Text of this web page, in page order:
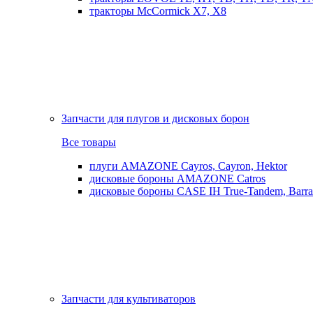
тракторы McCormick X7, X8
Запчасти для плугов и дисковых борон
Все товары
плуги AMAZONE Cayros, Cayron, Hektor
дисковые бороны AMAZONE Catros
дисковые бороны CASE IH True-Tandem,
Запчасти для культиваторов